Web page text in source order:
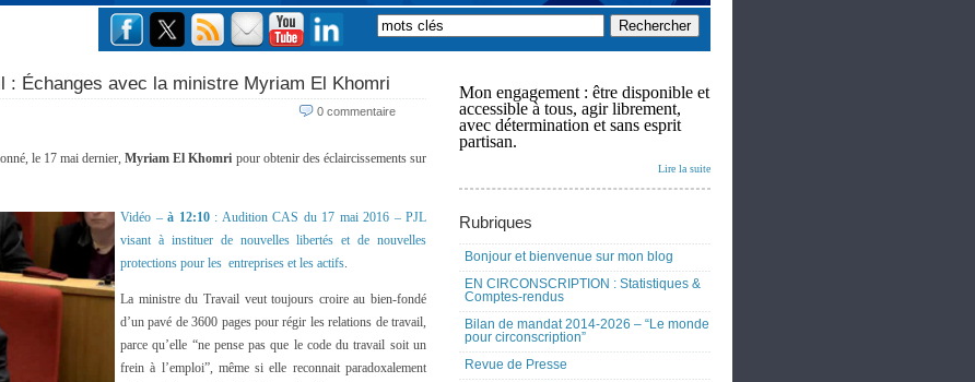
: Échanges avec la ministre Myriam El Khomri
0 commentaire
le 17 mai dernier,Myriam El Khomri pour obtenir des éclaircissements sur
Vidéo – à 12:10: Audition CAS du 17 mai 2016 – PJL
visant à instituer de nouvelles libertés et de nouvelles
protections pour les entreprises et les actifs.
La ministre du Travail veut toujours croire au bien-fondé
d’un pavé de 3600 pages pour régir les relations de travail,
parce qu’elle “ne pense pas que le code du travail soit un
frein à l’emploi”, même si elle reconnait paradoxalement
Mon engagement : être disponible et
accessible à tous, agir librement,
avec détermination et sans esprit
partisan.
Lire la suite
Rubriques
Bonjour et bienvenue sur mon blog
EN CIRCONSCRIPTION : Statistiques &
Comptes-rendus
Bilan de mandat 2014-2026 – “Le monde
pour circonscription”
Revue de Presse